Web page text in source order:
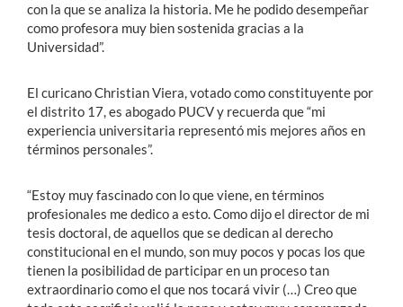
con la que se analiza la historia. Me he podido desempeñar
como profesora muy bien sostenida gracias a la
Universidad”.
El curicano Christian Viera, votado como constituyente por
el distrito 17, es abogado PUCV y recuerda que “mi
experiencia universitaria representó mis mejores años en
términos personales”.
“Estoy muy fascinado con lo que viene, en términos
profesionales me dedico a esto. Como dijo el director de mi
tesis doctoral, de aquellos que se dedican al derecho
constitucional en el mundo, son muy pocos y pocas los que
tienen la posibilidad de participar en un proceso tan
extraordinario como el que nos tocará vivir (…) Creo que